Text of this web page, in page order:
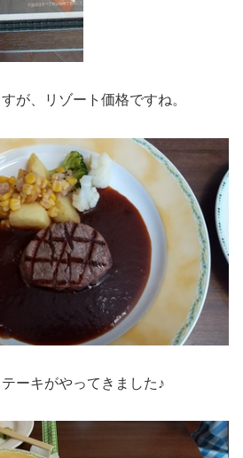
が、リゾート価格ですね。
ーキがやってきました♪